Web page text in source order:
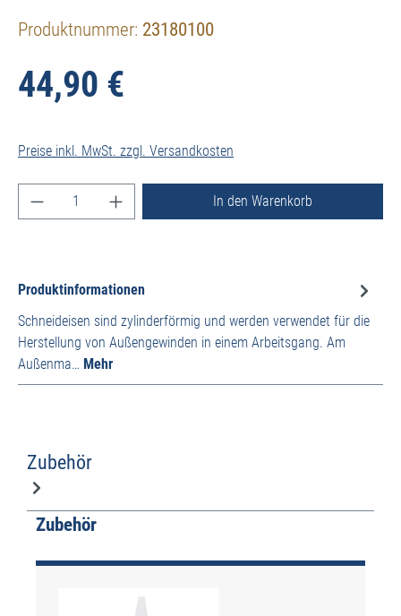
Produktnummer: 23180100
44,90 €
Preise inkl. MwSt. zzgl. Versandkosten
Produkt Anzahl: Gib den gewünschten Wert ein
In den Warenkorb
Produktinformationen
Schneideisen sind zylinderförmig und werden verwendet für die
Herstellung von Außengewinden in einem Arbeitsgang. Am
Außenma… Mehr
Zubehör
Produktgalerie überspringen
Zubehör